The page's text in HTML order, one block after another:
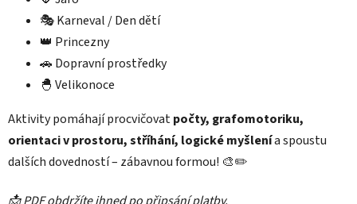
🎭 Karneval / Den dětí
👑 Princezny
🚗 Dopravní prostředky
🐣 Velikonoce
Aktivity pomáhají procvičovatpočty, grafomotoriku,
orientaci v prostoru, stříhání, logické myšlenía spoustu
dalších dovedností – zábavnou formou! 🎨✏️